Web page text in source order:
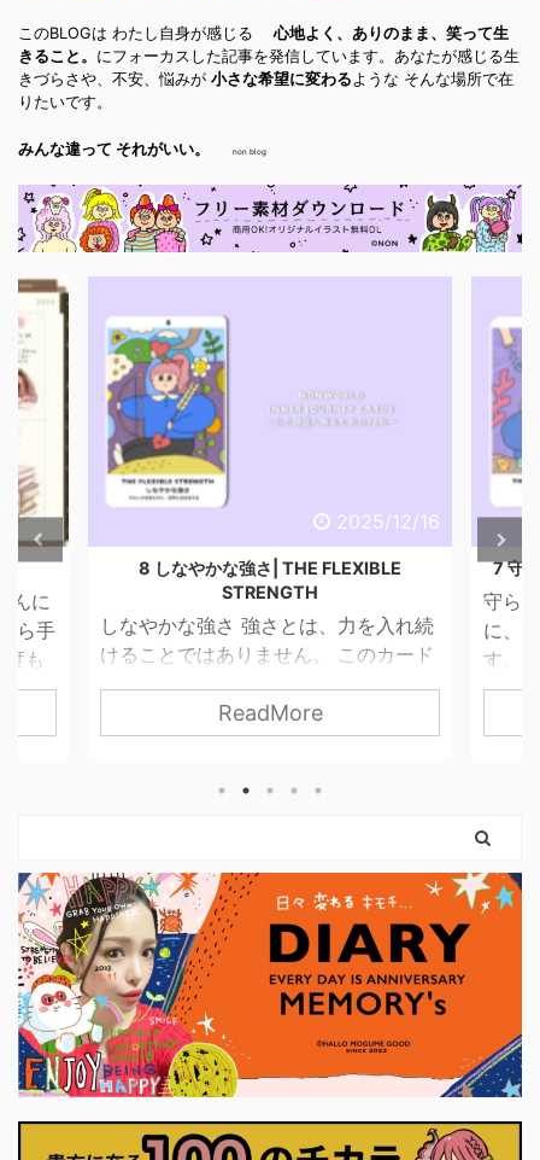
このBLOGは わたし自身が感じる心地よく、ありのまま、笑って生
きること。 にフォーカスした記事を発信しています。あなたが感じる生
きづらさや、不安、悩みが 小さな希望に変わる ような そんな場所で在
りたいです。
みんな違って それがいい。 non blog
2025/12/16
FLEXIBLE
、力を入れ続
このカード
わずに、世
けなくてもい
いい」 とい
前のカード
こで初めて、
。 それは大
ません。 小
2025/12/16
7 守られた意志 | THE PROTECTED WILL
守られた意志 進まなきゃいけないの
に、 心がついてこないときがありま
す。 そんなとき、わたしたちは「止ま
っている自分」を責めてしまいがちで
す。 でも、このカードが伝えているの
ちゃんと準備が始まっています。 この
りも、自分の内側を信じる姿。 動く前
に、「何を大切にしたいのか」を 静か
に確かめている状態です。 今は、無理
に決断しなくていい。 無理に行動しな
くていい。 ...
ReadMore